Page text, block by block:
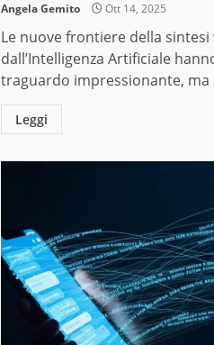
Angela Gemito Ott 14, 2025
Le nuove frontiere della sintesi
dall’Intelligenza Artificiale
traguardo impressionante, ma
Leggi